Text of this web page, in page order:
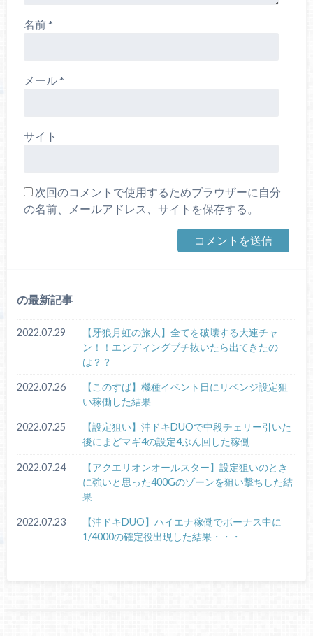
名前*
メール*
サイト
次回のコメントで使用するためブラウザーに自分
の名前、メールアドレス、サイトを保存する。
の最新記事
2022.07.29
【牙狼月虹の旅人】全てを破壊する大連チャ
ン！！エンディングブチ抜いたら出てきたの
は？？
2022.07.26
【このすば】機種イベント日にリベンジ設定狙
い稼働した結果
2022.07.25
【設定狙い】沖ドキDUOで中段チェリー引いた
後にまどマギ4の設定4ぶん回した稼働
2022.07.24
【アクエリオンオールスター】設定狙いのとき
に強いと思った400Gのゾーンを狙い撃ちした結
果
2022.07.23
【沖ドキDUO】ハイエナ稼働でボーナス中に
1/4000の確定役出現した結果・・・